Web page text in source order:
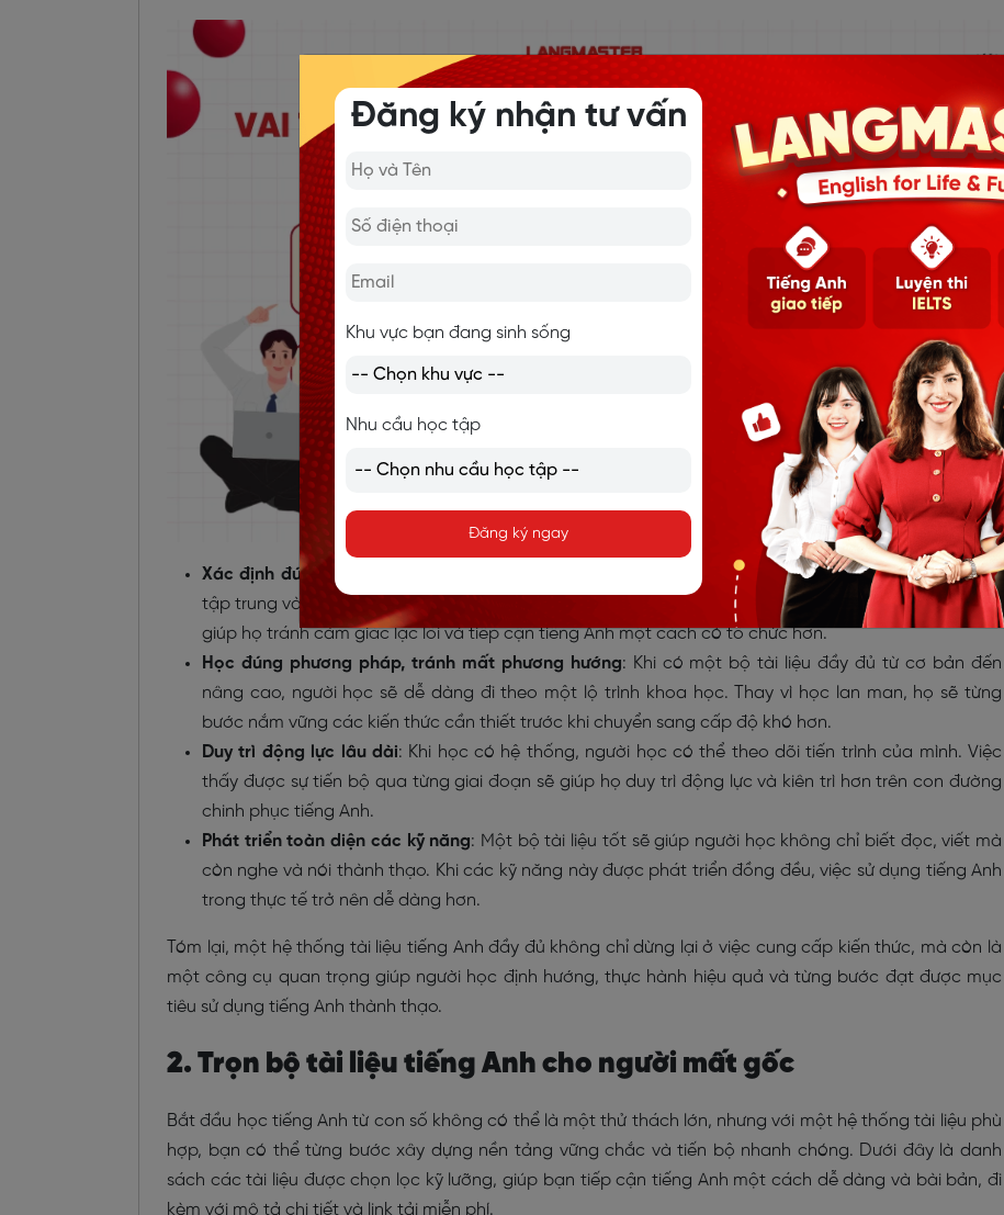
Xác định đúng trọng tâm học tập
: Một hệ thống tài liệu bài bản giúp người học hiểu rõ mình cần
tập trung vào phần nào trước, chẳng hạn như từ vựng, ngữ pháp, hay kỹ năng nghe – nói. Điều này
giúp họ tránh cảm giác lạc lối và tiếp cận tiếng Anh một cách có tổ chức hơn.
Học đúng phương pháp, tránh mất phương hướng: Khi có một bộ tài liệu đầy đủ từ cơ bản đến
nâng cao, người học sẽ dễ dàng đi theo một lộ trình khoa học. Thay vì học lan man, họ sẽ từng
bước nắm vững các kiến thức cần thiết trước khi chuyển sang cấp độ khó hơn.
Duy trì động lực lâu dài: Khi học có hệ thống, người học có thể theo dõi tiến trình của mình. Việc
thấy được sự tiến bộ qua từng giai đoạn sẽ giúp họ duy trì động lực và kiên trì hơn trên con đường
chinh phục tiếng Anh.
Phát triển toàn diện các kỹ năng: Một bộ tài liệu tốt sẽ giúp người học không chỉ biết đọc, viết mà
còn nghe và nói thành thạo. Khi các kỹ năng này được phát triển đồng đều, việc sử dụng tiếng Anh
trong thực tế trở nên dễ dàng hơn.
Tóm lại, một hệ thống tài liệu tiếng Anh đầy đủ không chỉ dừng lại ở việc cung cấp kiến thức, mà còn là
một công cụ quan trọng giúp người học định hướng, thực hành hiệu quả và từng bước đạt được mục
tiêu sử dụng tiếng Anh thành thạo.
2. Trọn bộ tài liệu tiếng Anh cho người mất gốc
Bắt đầu học tiếng Anh từ con số không có thể là một thử thách lớn, nhưng với một hệ thống tài liệu phù
hợp, bạn có thể từng bước xây dựng nền tảng vững chắc và tiến bộ nhanh chóng. Dưới đây là danh
sách các tài liệu được chọn lọc kỹ lưỡng, giúp bạn tiếp cận tiếng Anh một cách dễ dàng và bài bản, đi
kèm với mô tả chi tiết và link tải miễn phí.
Đăng ký nhận tư vấn
Khu vực bạn đang sinh sống
Nhu cầu học tập
Đăng ký ngay